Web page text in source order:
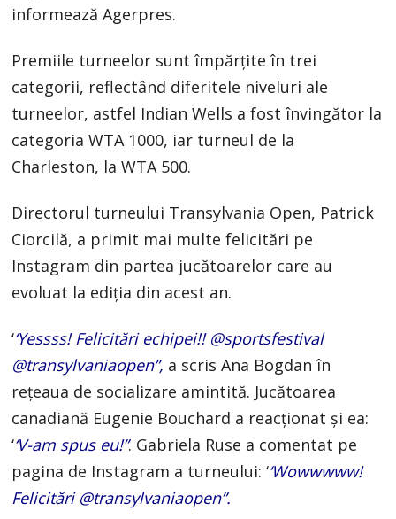
informează Agerpres.
Premiile turneelor sunt împărţite în trei
categorii, reflectând diferitele niveluri ale
turneelor, astfel Indian Wells a fost învingător la
categoria WTA 1000, iar turneul de la
Charleston, la WTA 500.
Directorul turneului Transylvania Open, Patrick
Ciorcilă, a primit mai multe felicitări pe
Instagram din partea jucătoarelor care au
evoluat la ediţia din acest an.
‘‘Yessss! Felicitări echipei!! @sportsfestival
@transylvaniaopen”, a scris Ana Bogdan în
reţeaua de socializare amintită. Jucătoarea
canadiană Eugenie Bouchard a reacţionat şi ea:
‘‘V-am spus eu!”. Gabriela Ruse a comentat pe
pagina de Instagram a turneului: ‘‘Wowwwww!
Felicitări @transylvaniaopen”.